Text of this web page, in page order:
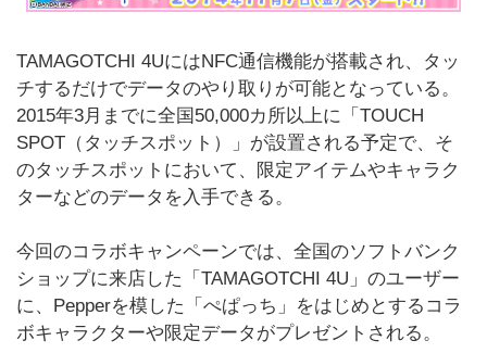
TAMAGOTCHI 4UにはNFC通信機能が搭載され、タッ
チするだけでデータのやり取りが可能となっている。
2015年3月までに全国50,000カ所以上に「TOUCH
SPOT（タッチスポット）」が設置される予定で、そ
のタッチスポットにおいて、限定アイテムやキャラク
ターなどのデータを入手できる。
今回のコラボキャンペーンでは、全国のソフトバンク
ショップに来店した「TAMAGOTCHI 4U」のユーザー
に、Pepperを模した「ぺぱっち」をはじめとするコラ
ボキャラクターや限定データがプレゼントされる。